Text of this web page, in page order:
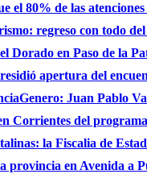
el 80% de las
regreso con todo
Dorado en Paso de la
apertura del
Genero: Juan Pablo
Corrientes del
la Fiscalia de
provincia en Avenida a